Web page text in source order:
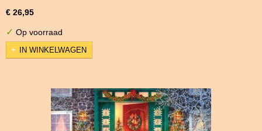
€ 26,95
✓ Op voorraad
IN WINKELWAGEN